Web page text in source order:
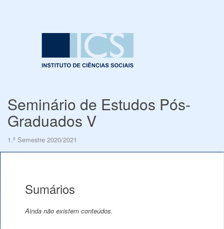
Seminário de Estudos Pós-
Graduados V
1.º Semestre 2020/2021
Sumários
Ainda não existem conteúdos.